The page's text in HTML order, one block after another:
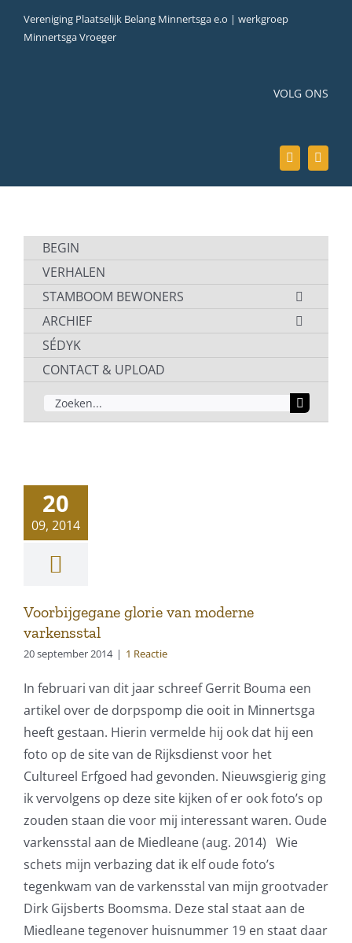
naar
Vereniging Plaatselijk Belang Minnertsga e.o | werkgroep
Minnertsga Vroeger
VOLG ONS
BEGIN
VERHALEN
STAMBOOM BEWONERS
ARCHIEF
SÉDYK
CONTACT & UPLOAD
ZOEKEN
NAAR:
20
09, 2014
Voorbijgegane glorie van moderne
varkensstal
20 september 2014 | 1 Reactie
In februari van dit jaar schreef Gerrit Bouma een
artikel over de dorpspomp die ooit in Minnertsga
heeft gestaan. Hierin vermelde hij ook dat hij een
foto op de site van de Rijksdienst voor het
Cultureel Erfgoed had gevonden. Nieuwsgierig ging
ik vervolgens op deze site kijken of er ook foto’s op
zouden staan die voor mij interessant waren. Oude
varkensstal aan de Miedleane (aug. 2014) Wie
schets mijn verbazing dat ik elf oude foto’s
tegenkwam van de varkensstal van mijn grootvader
Dirk Gijsberts Boomsma. Deze stal staat aan de
Miedleane tegenover huisnummer 19 en staat daar